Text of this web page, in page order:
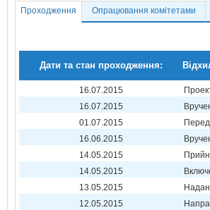
Проходження Опрацювання комітетами
Дати та стан проходження:
16.07.2015
16.07.2015
01.07.2015
16.06.2015
14.05.2015
14.05.2015
13.05.2015
12.05.2015